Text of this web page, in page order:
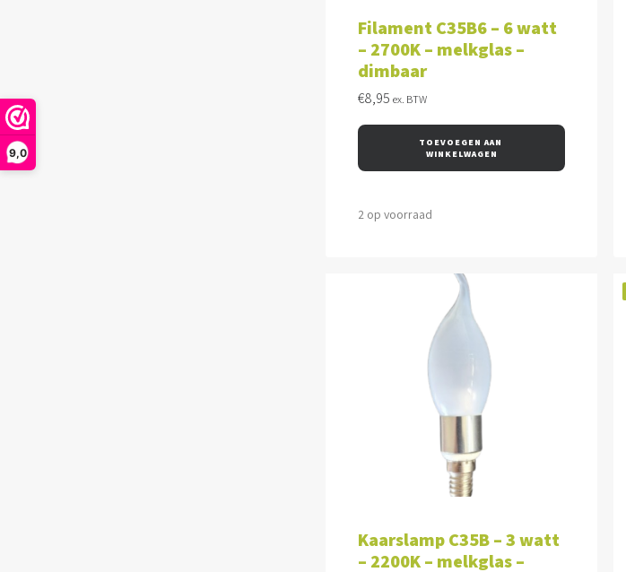
9,0
Filament C35B6 – 6 watt
– 2700K – melkglas –
dimbaar
€8,95 ex. BTW
TOEVOEGEN AAN
WINKELWAGEN
2 op voorraad
Kaarslamp C35B – 3 watt
– 2200K – melkglas –